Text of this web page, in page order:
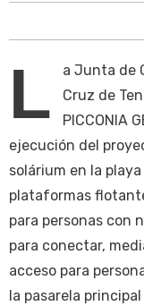
L
a Junta de
Cruz de
PICCONIA
ejecución del
solárium en la
plataformas
para personas con
para conectar,
acceso para
la pasarela